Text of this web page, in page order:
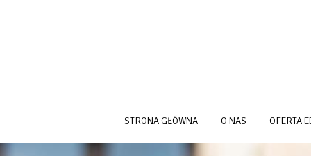
STRONA GŁÓWNA O NAS OFERTA